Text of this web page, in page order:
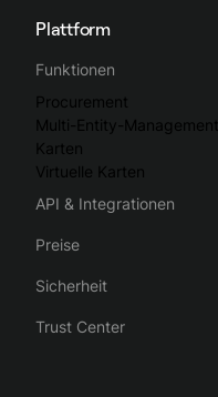
Plattform
Funktionen
Procurement
Multi-Entity-Management
Karten
Virtuelle Karten
API & Integrationen
Preise
Sicherheit
Trust Center